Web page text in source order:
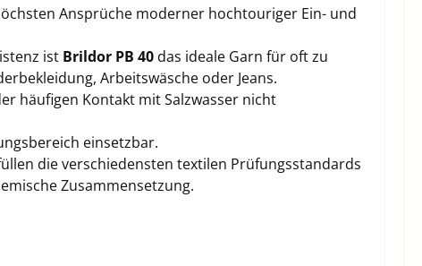
Ansprüche moderner hochtouriger Ein- und
ist Brildor PB 40 das ideale Garn für oft zu
Arbeitswäsche oder Jeans.
häufigen Kontakt mit Salzwasser nicht
einsetzbar.
die verschiedensten textilen Prüfungsstandards
Zusammensetzung.